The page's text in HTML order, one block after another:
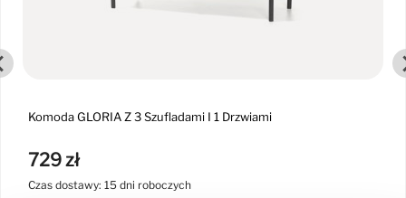
Komoda GLORIA Z 3 Szufladami I 1 Drzwiami
729 zł
Czas dostawy: 15 dni roboczych